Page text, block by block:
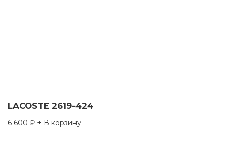
LACOSTE 2619-424
6 600 ₽ + В корзину